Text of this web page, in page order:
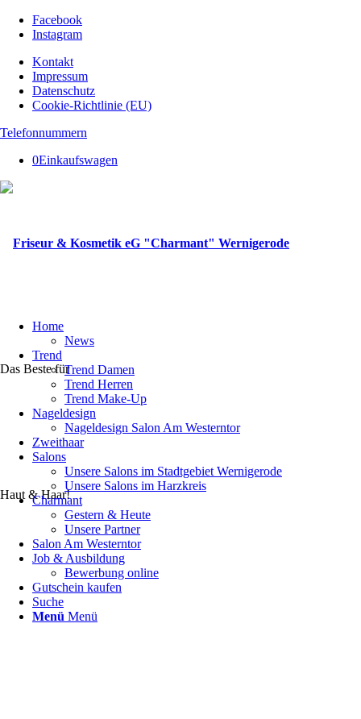
Facebook
Instagram
Kontakt
Impressum
Datenschutz
Cookie-Richtlinie (EU)
Telefonnummern
0Einkaufswagen
Das Beste für
Haut & Haar!
Home
News
Trend
Trend Damen
Trend Herren
Trend Make-Up
Nageldesign
Nageldesign Salon Am Westerntor
Zweithaar
Salons
Unsere Salons im Stadtgebiet Wernigerode
Unsere Salons im Harzkreis
Charmant
Gestern & Heute
Unsere Partner
Salon Am Westerntor
Job & Ausbildung
Bewerbung online
Gutschein kaufen
Suche
Menü Menü